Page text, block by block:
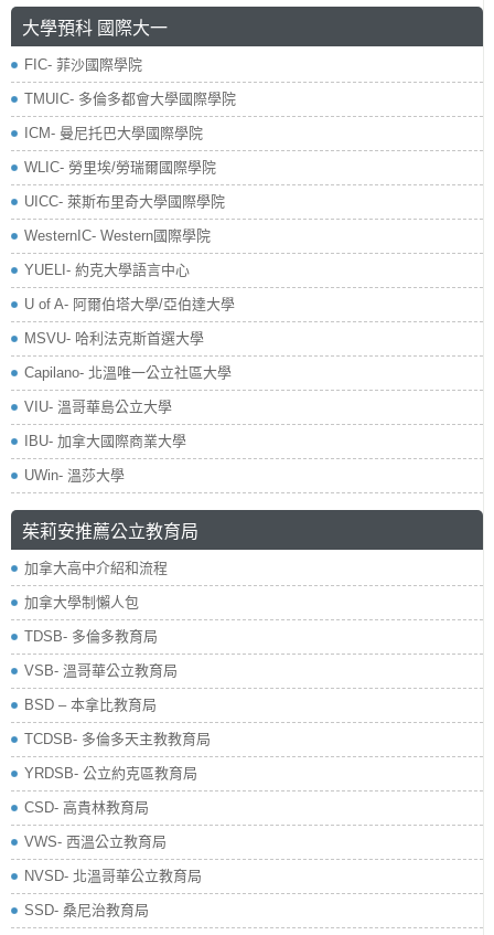
大學預科 國際大一
FIC- 菲沙國際學院
TMUIC- 多倫多都會大學國際學院
ICM- 曼尼托巴大學國際學院
WLIC- 勞里埃/勞瑞爾國際學院
UICC- 萊斯布里奇大學國際學院
WesternIC- Western國際學院
YUELI- 約克大學語言中心
U of A- 阿爾伯塔大學/亞伯達大學
MSVU- 哈利法克斯首選大學
Capilano- 北溫唯一公立社區大學
VIU- 溫哥華島公立大學
IBU- 加拿大國際商業大學
UWin- 溫莎大學
茱莉安推薦公立教育局
加拿大高中介紹和流程
加拿大學制懶人包
TDSB- 多倫多教育局
VSB- 溫哥華公立教育局
BSD – 本拿比教育局
TCDSB- 多倫多天主教教育局
YRDSB- 公立約克區教育局
​CSD- 高貴林教育局
VWS- 西溫公立教育局
NVSD- 北溫哥華公立教育局
SSD- 桑尼治教育局